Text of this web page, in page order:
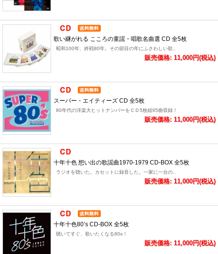
歌い継がれる こころの童謡・唱歌名曲選 CD 全5枚
昭和100年、終戦80年。その節目の年にふさわしい歌..
販売価格: 11,000円(税込)
スーパー・エイティーズ CD 全5枚
80年代の洋楽大ヒットナンバーをＣＤ5枚組95曲収録！
販売価格: 11,000円(税込)
十年十色 想い出の歌謡曲1970-1979 CD-BOX 全5枚
ラジオを聴いた。カセットに録音した。一家に一台の..
販売価格: 11,000円(税込)
十年十色80’s CD-BOX 全5枚
聴いてすぐ、歌いたくなる80s！
販売価格: 11,000円(税込)